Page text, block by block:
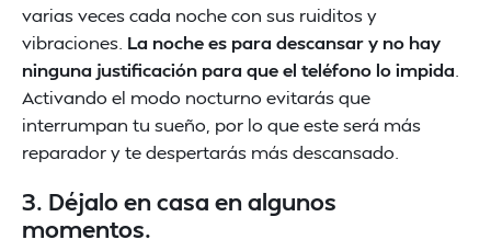
varias veces cada noche con sus ruiditos y
vibraciones. La noche es para descansar y no hay
ninguna justificación para que el teléfono lo impida
Activando el modo nocturno evitarás que
interrumpan tu sueño, por lo que este será más
reparador y te despertarás más descansado.
3. Déjalo en casa en algunos
momentos.